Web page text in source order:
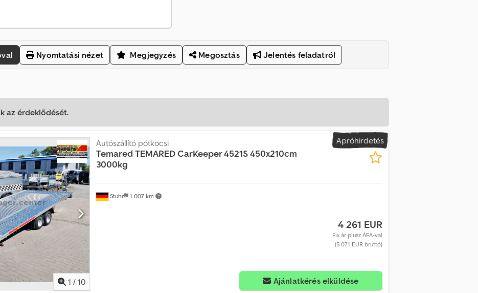
Nyomtatási nézet Megjegyzés Megosztás Jelentés feladatról
az érdeklődését.
Apróhirdetés
1 / 10
Stuhr 1 007 km
Autószállító pótkocsi
Temared TEMARED CarKeeper 4521S 450x210cm
3000kg
4 261 EUR
Fix ár plusz ÁFA-val
(5 071 EUR bruttó)
Ajánlatkérés elküldése